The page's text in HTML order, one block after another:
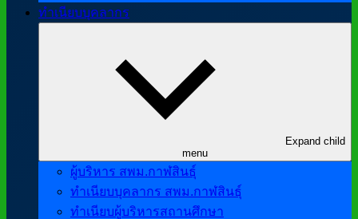
ทำเนียบบุคลากร
Expand child
menu
ผู้บริหาร สพม.กาฬสินธุ์
ทำเนียบบุคลากร สพม.กาฬสินธุ์
ทำเนียบผู้บริหารสถานศึกษา